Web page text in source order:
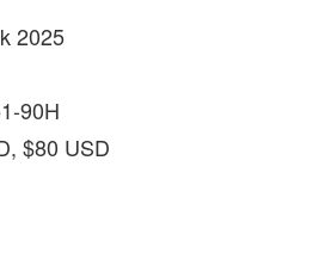
2025
90H
$80 USD